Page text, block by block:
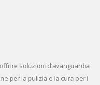
soluzioni d’avanguardia
per la pulizia e la cura per i